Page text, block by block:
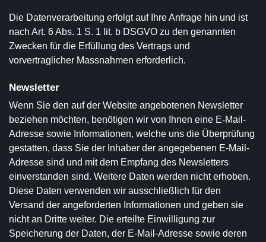
Die Datenverarbeitung erfolgt auf Ihre Anfrage hin und ist
nach Art. 6 Abs. 1 S. 1 lit. b DSGVO zu den genannten
Zwecken für die Erfüllung des Vertrags und
vorvertraglicher Massnahmen erforderlich.
Newsletter
Wenn Sie den auf der Website angebotenen Newsletter
beziehen möchten, benötigen wir von Ihnen eine E-Mail-
Adresse sowie Informationen, welche uns die Überprüfung
gestatten, dass Sie der Inhaber der angegebenen E-Mail-
Adresse sind und mit dem Empfang des Newsletters
einverstanden sind. Weitere Daten werden nicht erhoben.
Diese Daten verwenden wir ausschließlich für den
Versand der angeforderten Informationen und geben sie
nicht an Dritte weiter. Die erteilte Einwilligung zur
Speicherung der Daten, der E-Mail-Adresse sowie deren